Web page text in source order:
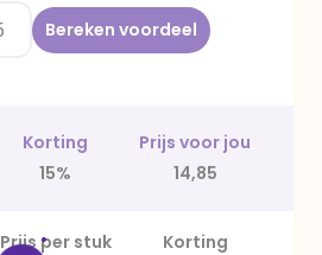
Bereken voordeel
Korting
Prijs voor jou
15% 14,85
Prijs per stuk
Korting